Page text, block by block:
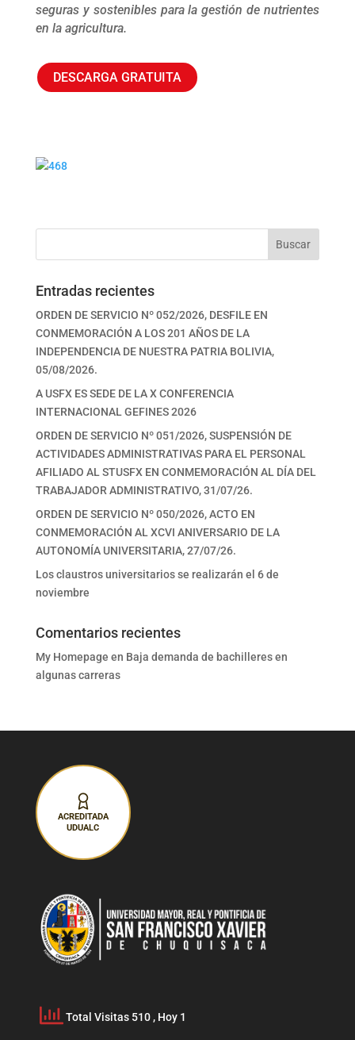
seguras y sostenibles para la gestión de nutrientes
en la agricultura.
DESCARGA GRATUITA
Buscar
Entradas recientes
ORDEN DE SERVICIO Nº 052/2026, DESFILE EN
CONMEMORACIÓN A LOS 201 AÑOS DE LA
INDEPENDENCIA DE NUESTRA PATRIA BOLIVIA,
05/08/2026.
A USFX ES SEDE DE LA X CONFERENCIA
INTERNACIONAL GEFINES 2026
ORDEN DE SERVICIO Nº 051/2026, SUSPENSIÓN DE
ACTIVIDADES ADMINISTRATIVAS PARA EL PERSONAL
AFILIADO AL STUSFX EN CONMEMORACIÓN AL DÍA DEL
TRABAJADOR ADMINISTRATIVO, 31/07/26.
ORDEN DE SERVICIO Nº 050/2026, ACTO EN
CONMEMORACIÓN AL XCVI ANIVERSARIO DE LA
AUTONOMÍA UNIVERSITARIA, 27/07/26.
Los claustros universitarios se realizarán el 6 de
noviembre
Comentarios recientes
My Homepage en Baja demanda de bachilleres en
algunas carreras
ACREDITADA
UDUALC
Total Visitas 510 , Hoy 1